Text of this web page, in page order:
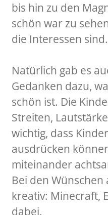
bis hin zu den
schön war zu
die Interessen sind.
Natürlich gab es
Gedanken dazu,
schön ist. Die
Streiten,
wichtig, dass
ausdrücken
miteinander
Bei den
kreativ: Minecraft,
dabei.